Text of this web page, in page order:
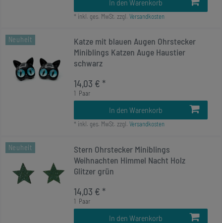
In den Warenkorb
* inkl. ges. MwSt. zzgl. Versandkosten
Neuheit
Katze mit blauen Augen Ohrstecker
Miniblings Katzen Auge Haustier
schwarz
14,03 € *
1 Paar
In den Warenkorb
* inkl. ges. MwSt. zzgl. Versandkosten
Neuheit
Stern Ohrstecker Miniblings
Weihnachten Himmel Nacht Holz
Glitzer grün
14,03 € *
1 Paar
In den Warenkorb